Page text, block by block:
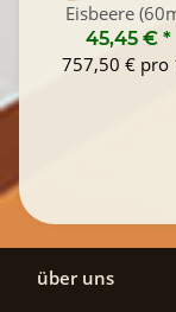
Eisbeere
45,45 € *
757,50 € pro
über uns